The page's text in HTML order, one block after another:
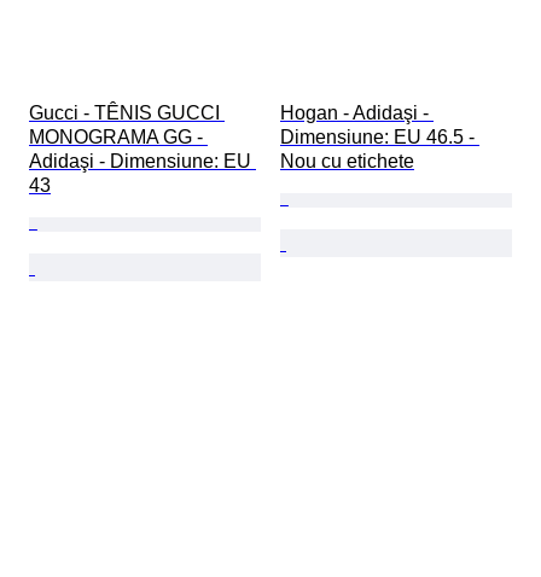
Gucci - TÊNIS GUCCI
MONOGRAMA GG -
Adidaşi - Dimensiune: EU
43
Hogan - Adidaşi -
Dimensiune: EU 46.5 -
Nou cu etichete